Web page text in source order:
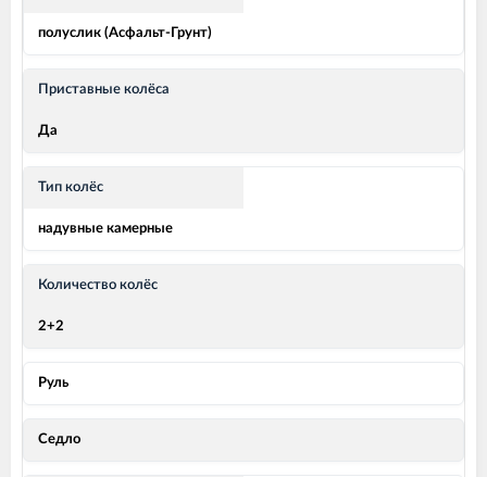
полуслик (Асфальт-Грунт)
Приставные колёса
Да
Тип колёс
надувные камерные
Количество колёс
2+2
Руль
Седло